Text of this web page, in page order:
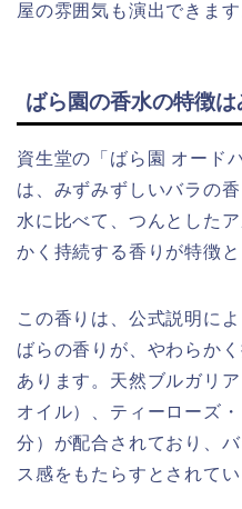
屋の雰囲気も演出できます
ばら園の香水の特徴
資生堂の「ばら園 オード
は、みずみずしいバラの
水に比べて、つんとした
かく持続する香りが特徴と
この香りは、公式説明に
ばらの香りが、やわらか
あります。天然ブルガリ
オイル）、ティーローズ
分）が配合されており、
ス感をもたらすとされてい